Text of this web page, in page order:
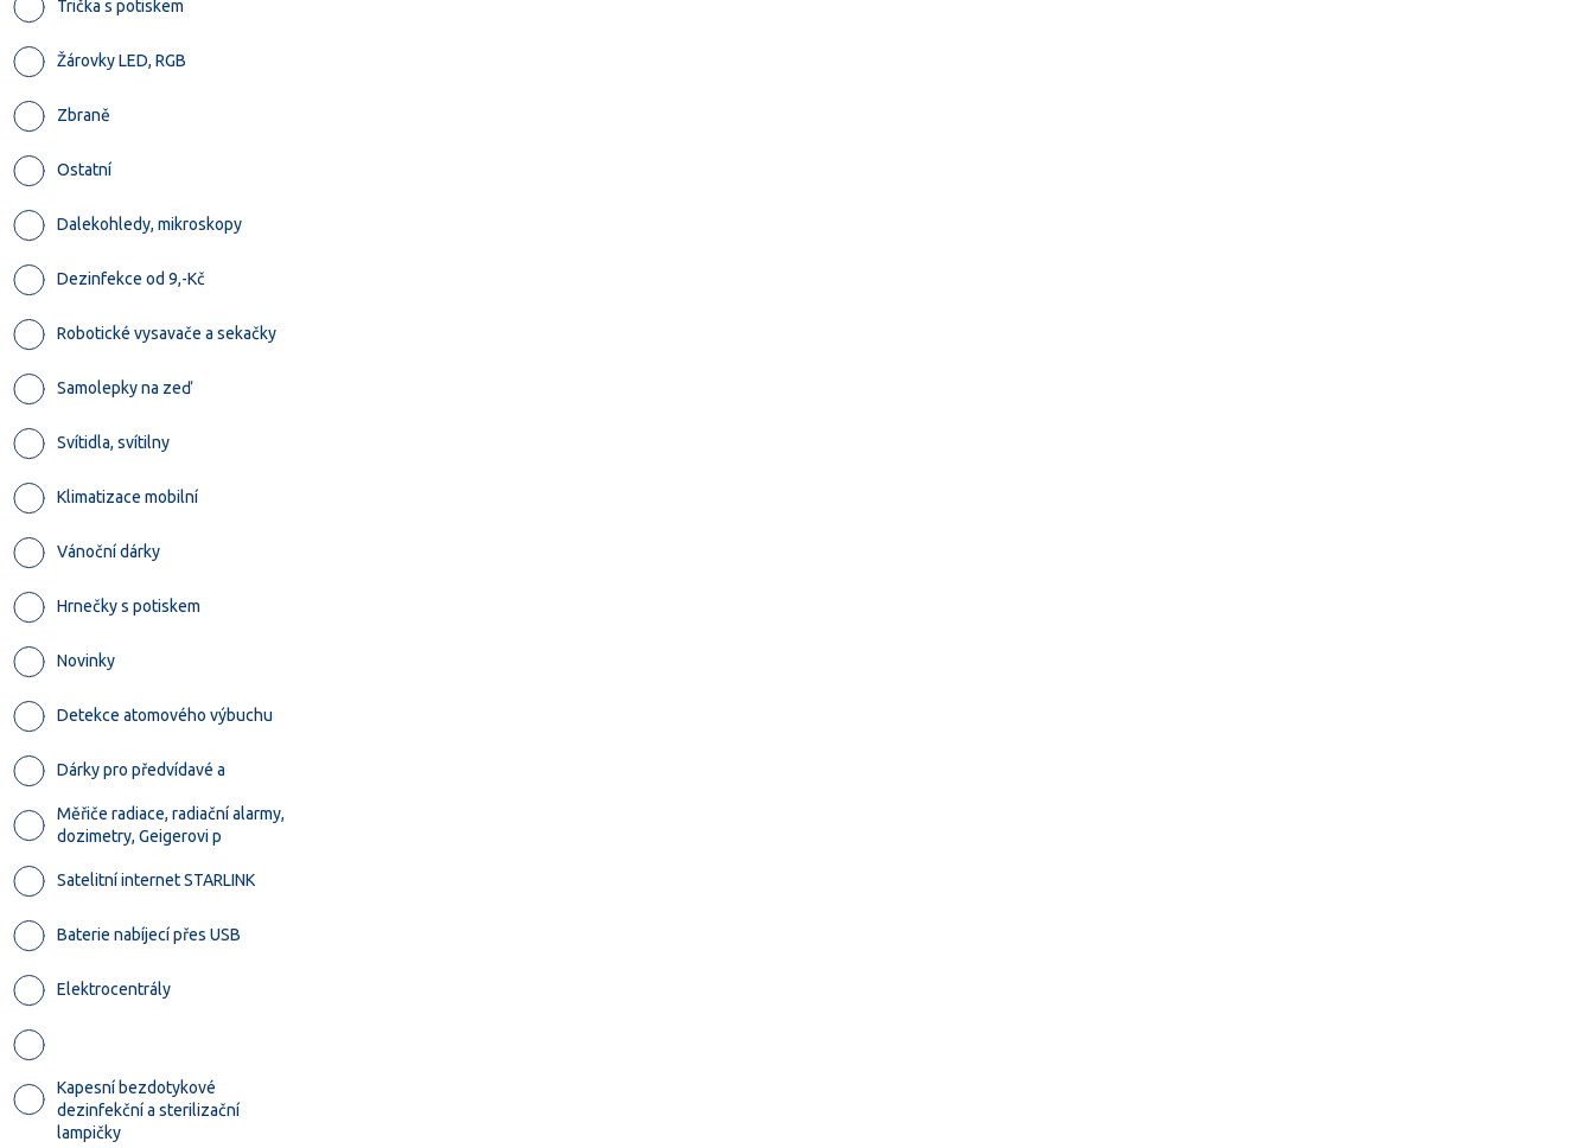
Trička s potiskem
Žárovky LED, RGB
Zbraně
Ostatní
Dalekohledy, mikroskopy
Dezinfekce od 9,-Kč
Robotické vysavače a sekačky
Samolepky na zeď
Svítidla, svítilny
Klimatizace mobilní
Vánoční dárky
Hrnečky s potiskem
Novinky
Detekce atomového výbuchu
Dárky pro předvídavé a
Měřiče radiace, radiační alarmy,
dozimetry, Geigerovi p
Satelitní internet STARLINK
Baterie nabíjecí přes USB
Elektrocentrály
Kapesní bezdotykové
dezinfekční a sterilizační
lampičky